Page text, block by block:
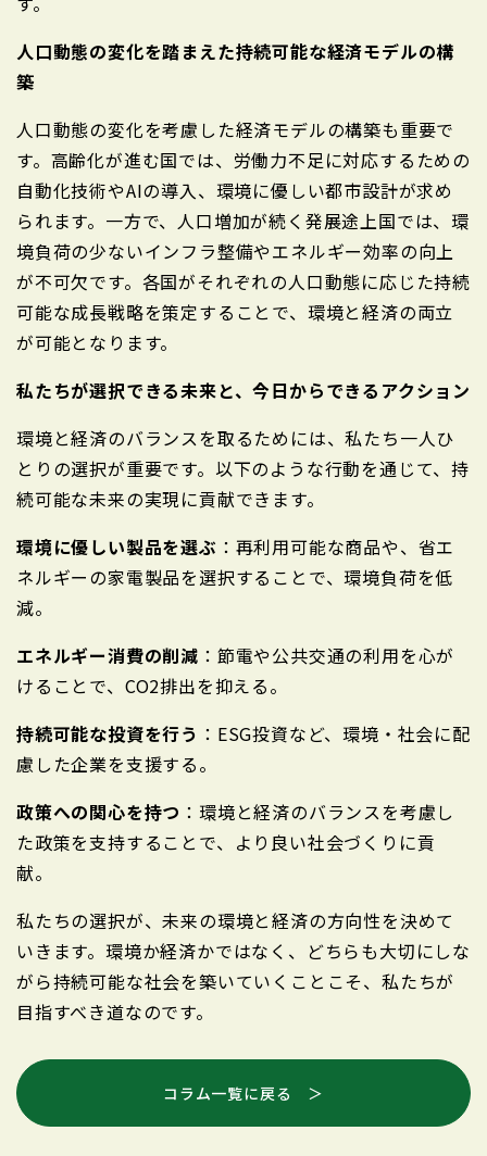
人口動態の変化を踏まえた持続可能な経済モデルの構
築
人口動態の変化を考慮した経済モデルの構築も重要で
す。高齢化が進む国では、労働力不足に対応するための
自動化技術やAIの導入、環境に優しい都市設計が求め
られます。一方で、人口増加が続く発展途上国では、環
境負荷の少ないインフラ整備やエネルギー効率の向上
が不可欠です。各国がそれぞれの人口動態に応じた持続
可能な成長戦略を策定することで、環境と経済の両立
が可能となります。
私たちが選択できる未来と、今日からできるアクション
環境と経済のバランスを取るためには、私たち一人ひ
とりの選択が重要です。以下のような行動を通じて、持
続可能な未来の実現に貢献できます。
環境に優しい製品を選ぶ ：再利用可能な商品や、省エ
ネルギーの家電製品を選択することで、環境負荷を低
減。
エネルギー消費の削減 ：節電や公共交通の利用を心が
けることで、CO2排出を抑える。
持続可能な投資を行う ：ESG投資など、環境・社会に配
慮した企業を支援する。
政策への関心を持つ ：環境と経済のバランスを考慮し
た政策を支持することで、より良い社会づくりに貢
献。
私たちの選択が、未来の環境と経済の方向性を決めて
いきます。環境か経済かではなく、どちらも大切にしな
がら持続可能な社会を築いていくことこそ、私たちが
目指すべき道なのです。
コラム一覧に戻る ＞